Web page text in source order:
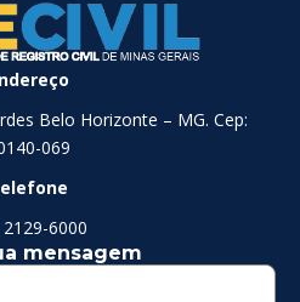
Belo Horizonte – MG. Cep:
069
6000
mensagem